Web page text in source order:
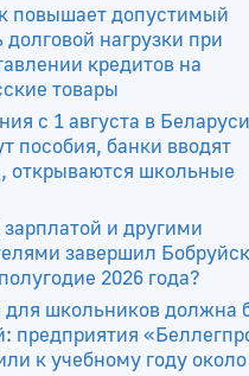
повышает допустимый
долговой нагрузки при
кредитов на
товары
с 1 августа в
пособия, банки вводят
открываются школьные
и другими
завершил Бобруйск
2026 года?
школьников должна
предприятия
к учебному году